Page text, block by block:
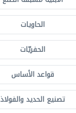
الحاويات
الحفريّات
قواعد الأساس
تصنيع الحديد والفولاذ